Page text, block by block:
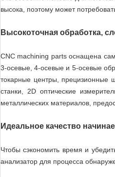
высока, поэтому может
Высокоточная обработка,
CNC machining parts оснащена
3-осевые, 4-осевые и 5-осевые
токарные центры, прецизионные
станки, 2D оптические
металлических материалов,
Идеальное качество
Чтобы сэкономить время и
анализатор для процесса